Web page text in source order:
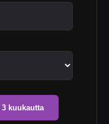
3 kuukautta